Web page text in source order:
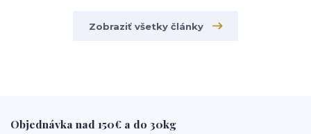
Zobraziť všetky články
Objednávka nad 150€ a do 30kg